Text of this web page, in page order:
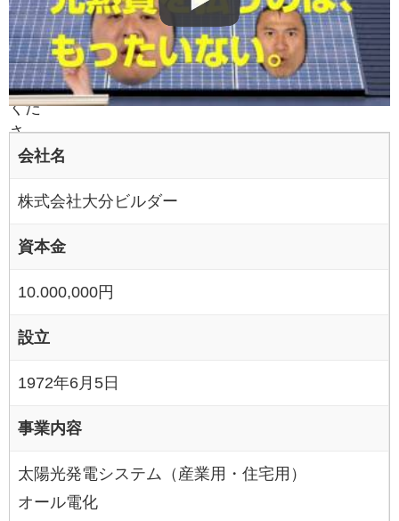
チェ
ック
を入
れて
くだ
さ
い。
会社名
株式会社大分ビルダー
資本金
10.000,000円
設立
1972年6月5日
事業内容
太陽光発電システム（産業用・住宅用）
オール電化